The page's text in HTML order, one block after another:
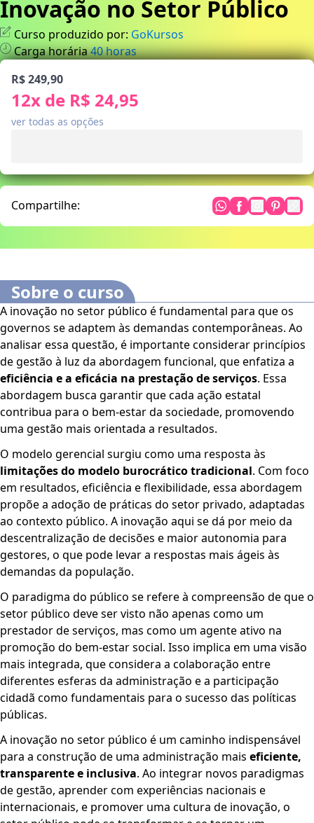
Inovação no Setor Público
Curso produzido por: GoKursos
Carga horária40horas
R$ 249,90
12x de R$ 24,95
ver todas as opções
Compartilhe:
Sobre o curso
A inovação no setor público é fundamental para que os
governos se adaptem às demandas contemporâneas. Ao
analisar essa questão, é importante considerar princípios
de gestão à luz da abordagem funcional, que enfatiza a
eficiência e a eficácia na prestação de serviços. Essa
abordagem busca garantir que cada ação estatal
contribua para o bem-estar da sociedade, promovendo
uma gestão mais orientada a resultados.
O modelo gerencial surgiu como uma resposta às
limitações do modelo burocrático tradicional. Com foco
em resultados, eficiência e flexibilidade, essa abordagem
propõe a adoção de práticas do setor privado, adaptadas
ao contexto público. A inovação aqui se dá por meio da
descentralização de decisões e maior autonomia para
gestores, o que pode levar a respostas mais ágeis às
demandas da população.
O paradigma do público se refere à compreensão de que o
setor público deve ser visto não apenas como um
prestador de serviços, mas como um agente ativo na
promoção do bem-estar social. Isso implica em uma visão
mais integrada, que considera a colaboração entre
diferentes esferas da administração e a participação
cidadã como fundamentais para o sucesso das políticas
públicas.
A inovação no setor público é um caminho indispensável
para a construção de uma administração mais eficiente,
transparente e inclusiva. Ao integrar novos paradigmas
de gestão, aprender com experiências nacionais e
internacionais, e promover uma cultura de inovação, o